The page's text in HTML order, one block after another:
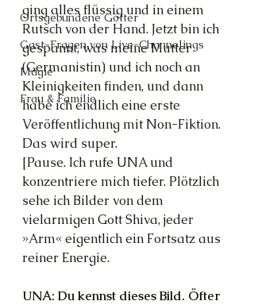
Ortsgebundene Götter
Gast-Fragen von Live-Channelings
Magie
Frau & Familie
ging alles flüssig und in einem
Rutsch von der Hand. Jetzt bin ich
gespannt, was meine Mutter
(Germanistin) und ich noch an
Kleinigkeiten finden, und dann
habe ich endlich eine erste
Veröffentlichung mit Non-Fiktion.
Das wird super.
[Pause. Ich rufe UNA und
konzentriere mich tiefer. Plötzlich
sehe ich Bilder von dem
vielarmigen Gott Shiva, jeder
»Arm« eigentlich ein Fortsatz aus
reiner Energie.
UNA: Du kennst dieses Bild. Öfter